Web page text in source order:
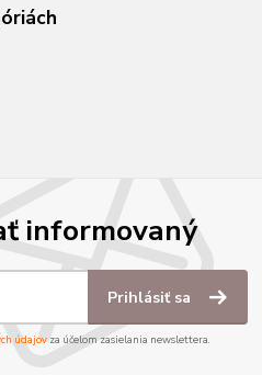
informovaný
Prihlásiť sa
údajov za účelom zasielania newslettera.